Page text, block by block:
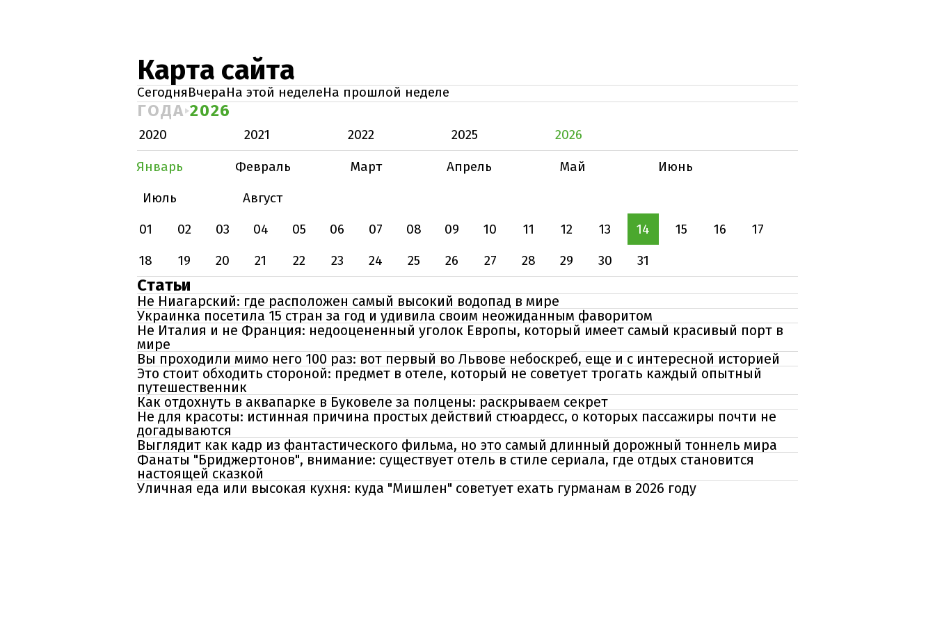
Карта сайта
СегодняВчераНа этой неделеНа прошлой неделе
ГОДА 2026
2020 2021 2022 2025
2026
Январь
Февраль Март Апрель Май
Июнь
Июль
Август
01
02 03 04 05 06 07 08 09 10 11 12 13 14 15 16
17
18
19 20 21 22 23 24 25 26 27 28 29 30 31
Статьи
Не Ниагарский: где расположен самый высокий водопад в мире
Украинка посетила 15 стран за год и удивила своим неожиданным фаворитом
Не Италия и не Франция: недооцененный уголок Европы, который имеет самый красивый порт в
мире
Вы проходили мимо него 100 раз: вот первый во Львове небоскреб, еще и с интересной историей
Это стоит обходить стороной: предмет в отеле, который не советует трогать каждый опытный
путешественник
Как отдохнуть в аквапарке в Буковеле за полцены: раскрываем секрет
Не для красоты: истинная причина простых действий стюардесс, о которых пассажиры почти не
догадываются
Выглядит как кадр из фантастического фильма, но это самый длинный дорожный тоннель мира
Фанаты "Бриджертонов", внимание: существует отель в стиле сериала, где отдых становится
настоящей сказкой
Уличная еда или высокая кухня: куда "Мишлен" советует ехать гурманам в 2026 году